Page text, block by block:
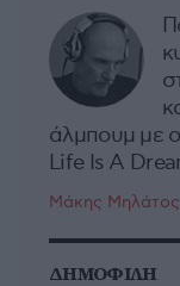
άλμπουμ με
Life Is A
Μάκης Μηλάτος
ΔΗΜΟΦΙΛΗ